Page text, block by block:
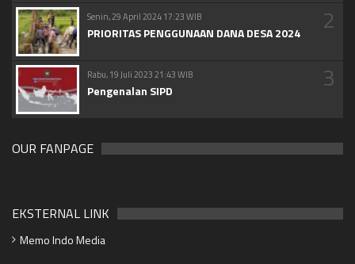
Senin, 29 April 2024 17:23 WIB
PRIORITAS PENGGUNAAN DANA DESA 2024 2
Rabu, 19 Juli 2023 21:43 WIB
Pengenalan SIPD 3
OUR FANPAGE
EKSTERNAL LINK
Memo Indo Media